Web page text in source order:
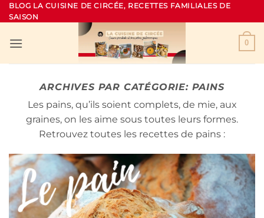
Passer
au
BLOG LA CUISINE DE CIRCÉE, RECETTES FAMILIALES DE
SAISON
0
ARCHIVES PAR CATÉGORIE: PAINS
Les pains, qu’ils soient complets, de mie, aux
graines, on les aime sous toutes leurs formes.
Retrouvez toutes les recettes de pains :